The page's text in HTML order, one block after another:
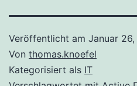
Veröffentlicht am Januar 26,
Von thomas.knoefel
Kategorisiert als IT